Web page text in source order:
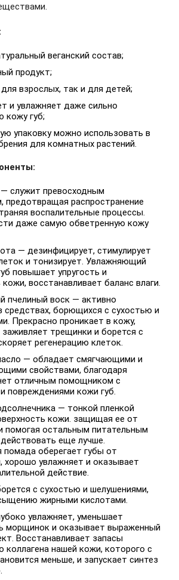
веганский состав;
продукт;
взрослых, так и для детей;
и увлажняет даже сильно
кожу губ;
упаковку можно использовать в
для комнатных растений.
— служит превосходным
предотвращая распространение
воспалительные процессы.
даже самую обветренную кожу
— дезинфицирует, стимулирует
и тонизирует. Увлажняющий
повышает упругость и
восстанавливает баланс влаги.
пчелиный воск — активно
средствах, борющихся с сухостью и
Прекрасно проникает в кожу,
заживляет трещинки и борется с
регенерацию клеток.
— обладает смягчающими и
свойствами, благодаря
отличным помощником с
повреждениями кожи губ.
— тонкой пленкой
кожи. защищая ее от
помогая остальным питательным
еще лучше.
помада оберегает губы от
хорошо увлажняет и оказывает
действие.
с сухостью и шелушениями,
жирными кислотами.
увлажняет, уменьшает
морщинок и оказывает выраженный
Восстанавливает запасы
коллагена нашей кожи, которого с
меньше, и запускает синтез